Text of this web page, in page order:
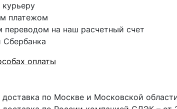
платежом
переводом на наш расчетный счет
Сбербанка
оплаты
доставка по Москве и Московской